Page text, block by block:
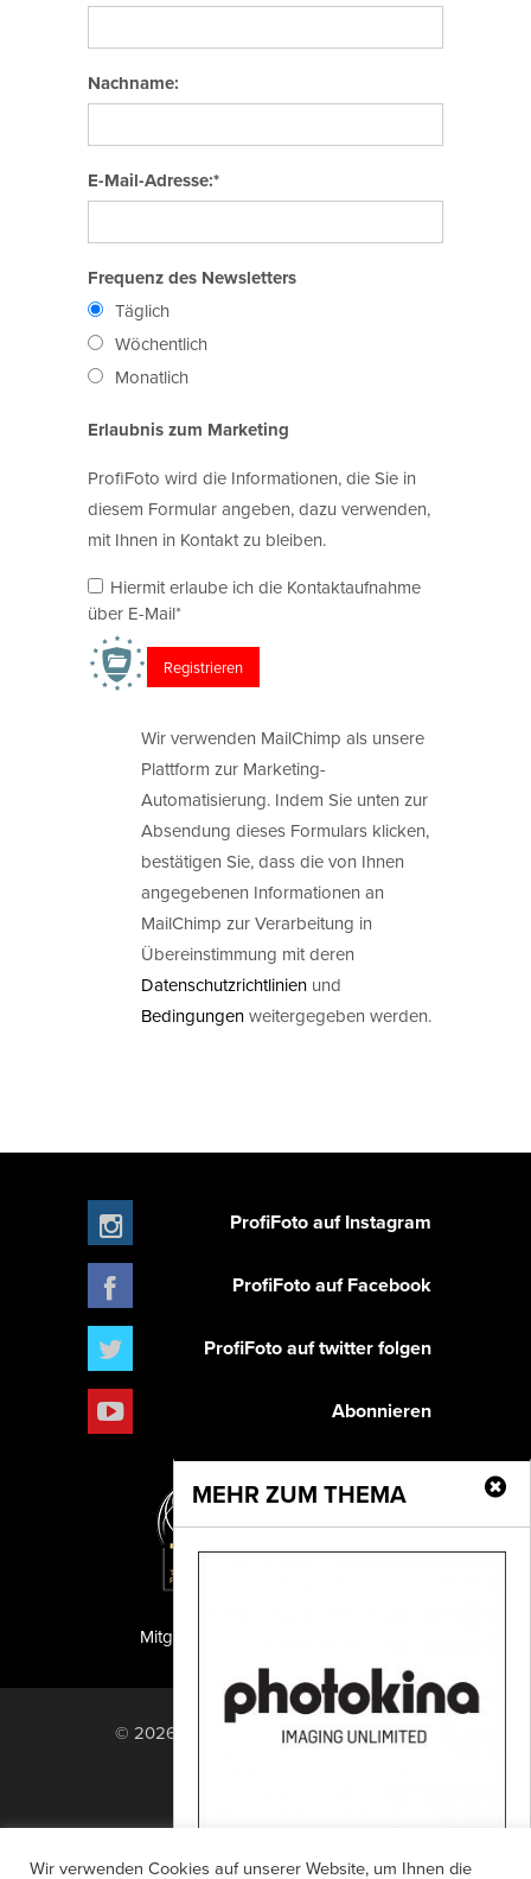
Nachname:
E-Mail-Adresse:*
Frequenz des Newsletters
Täglich
Wöchentlich
Monatlich
Erlaubnis zum Marketing
ProfiFoto wird die Informationen, die Sie in
diesem Formular angeben, dazu verwenden,
mit Ihnen in Kontakt zu bleiben.
Hiermit erlaube ich die Kontaktaufnahme
über E-Mail*
Wir verwenden MailChimp als unsere
Plattform zur Marketing-
Automatisierung. Indem Sie unten zur
Absendung dieses Formulars klicken,
bestätigen Sie, dass die von Ihnen
angegebenen Informationen an
MailChimp zur Verarbeitung in
Übereinstimmung mit deren
Datenschutzrichtlinien und
Bedingungenweitergegeben werden.
MEHR ZUM THEMA
ProfiFoto auf Instagram
ProfiFoto auf Facebook
ProfiFoto auf twitter folgen
Abonnieren
Mitglied der TIPA
© 2026 PF Publishing GmbH. All rights
Wir verwenden Cookies auf unserer Website, um Ihnen die